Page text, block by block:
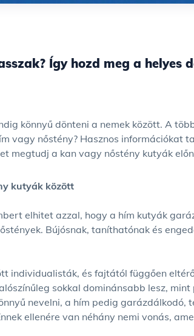
Így hozd meg a helyes
vagy nőstény? Hasznos információkat
megtudj a kan vagy nőstény kutyák
kutyák között
elhitet azzal, hogy a hím kutyák
Bújósnak, taníthatónak és
individualisták, és fajtától függően
sokkal dominánsabb lesz,
nevelni, a hím pedig garázdálkodó,
ellenére van néhány nemi vonás,